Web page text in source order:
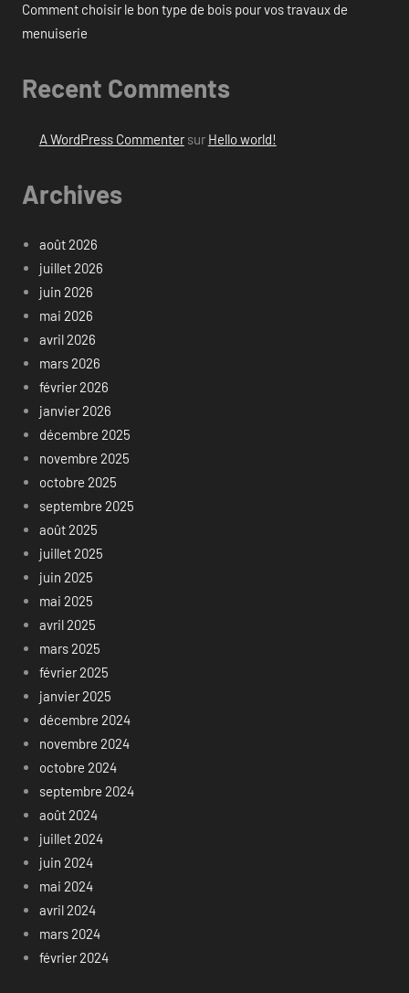
Comment choisir le bon type de bois pour vos travaux de
menuiserie
Recent Comments
A WordPress Commentersur Hello world!
Archives
août 2026
juillet 2026
juin 2026
mai 2026
avril 2026
mars 2026
février 2026
janvier 2026
décembre 2025
novembre 2025
octobre 2025
septembre 2025
août 2025
juillet 2025
juin 2025
mai 2025
avril 2025
mars 2025
février 2025
janvier 2025
décembre 2024
novembre 2024
octobre 2024
septembre 2024
août 2024
juillet 2024
juin 2024
mai 2024
avril 2024
mars 2024
février 2024